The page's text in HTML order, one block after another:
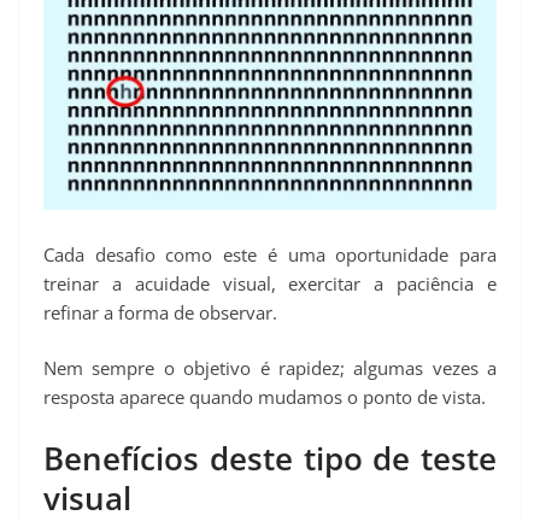
Cada desafio como este é uma oportunidade para
treinar a acuidade visual, exercitar a paciência e
refinar a forma de observar.
Nem sempre o objetivo é rapidez; algumas vezes a
resposta aparece quando mudamos o ponto de vista.
Benefícios deste tipo de teste
visual